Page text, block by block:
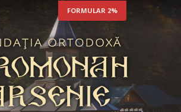
FORMULAR 2%